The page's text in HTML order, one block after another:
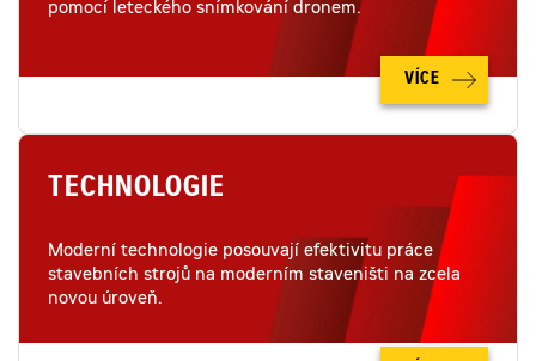
pomocí leteckého snímkování dronem.
VÍCE
TECHNOLOGIE
Moderní technologie posouvají efektivitu práce
stavebních strojů na moderním staveništi na zcela
novou úroveň.